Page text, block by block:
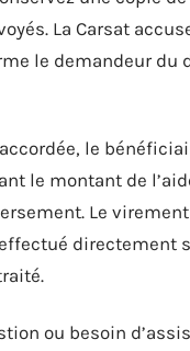
La Carsat
le demandeur du
le
le montant de
Le
directement
ou besoin